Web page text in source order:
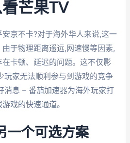
芒果TV
京不卡?对于海外华人来说,这一
于物理距离遥远,网速慢等因素,
卡顿、延迟的问题。这不仅影
玩家无法顺利参与到游戏的竞争
消息 – 番茄加速器为海外玩家打
戏的快速通道。
一个可选方案